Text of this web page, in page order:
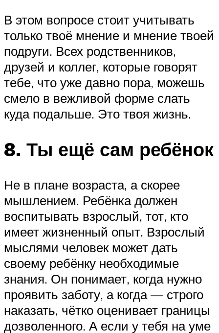
В этом вопросе стоит учитывать
только твоё мнение и мнение твоей
подруги. Всех родственников,
друзей и коллег, которые говорят
тебе, что уже давно пора, можешь
смело в вежливой форме слать
куда подальше. Это твоя жизнь.
8. Ты ещё сам ребёнок
Не в плане возраста, а скорее
мышлением. Ребёнка должен
воспитывать взрослый, тот, кто
имеет жизненный опыт. Взрослый
мыслями человек может дать
своему ребёнку необходимые
знания. Он понимает, когда нужно
проявить заботу, а когда — строго
наказать, чётко оценивает границы
дозволенного. А если у тебя на уме